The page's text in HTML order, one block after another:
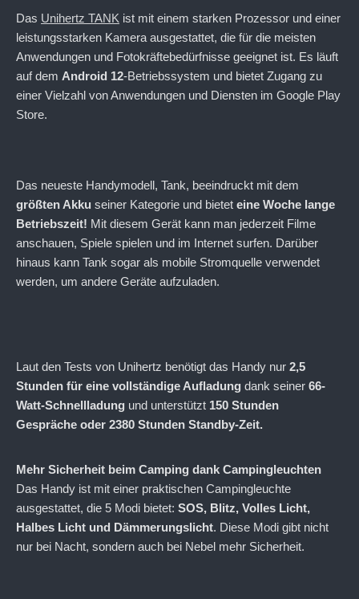
Das Unihertz TANK ist mit einem starken Prozessor und einer
leistungsstarken Kamera ausgestattet, die für die meisten
Anwendungen und Fotokräftebedürfnisse geeignet ist. Es läuft
auf dem Android 12-Betriebssystem und bietet Zugang zu
einer Vielzahl von Anwendungen und Diensten im Google Play
Store.
Das neueste Handymodell, Tank, beeindruckt mit dem
größten Akku seiner Kategorie und bietet eine Woche lange
Betriebszeit! Mit diesem Gerät kann man jederzeit Filme
anschauen, Spiele spielen und im Internet surfen. Darüber
hinaus kann Tank sogar als mobile Stromquelle verwendet
werden, um andere Geräte aufzuladen.
Laut den Tests von Unihertz benötigt das Handy nur 2,5
Stunden für eine vollständige Aufladung dank seiner 66-
Watt-Schnellladung und unterstützt 150 Stunden
Gespräche oder 2380 Stunden Standby-Zeit.
Mehr Sicherheit beim Camping dank Campingleuchten
Das Handy ist mit einer praktischen Campingleuchte
ausgestattet, die 5 Modi bietet: SOS, Blitz, Volles Licht,
Halbes Licht und Dämmerungslicht. Diese Modi gibt nicht
nur bei Nacht, sondern auch bei Nebel mehr Sicherheit.